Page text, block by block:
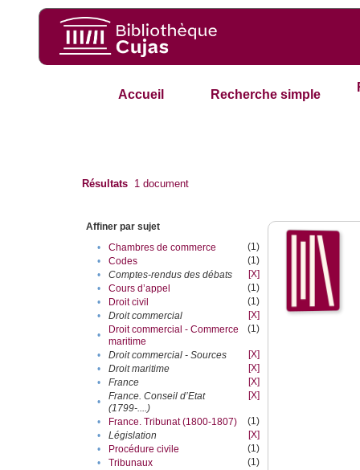
Accueil Recherche simple
Résultats 1 document
Affiner par sujet
•
Chambres de commerce
(1)
•
Codes
(1)
•
Comptes-rendus des débats
[X]
•
Cours d’appel
(1)
•
Droit civil
(1)
•
Droit commercial
[X]
•
Droit commercial - Commerce
maritime
(1)
• Droit commercial - Sources
[X]
•
Droit maritime
[X]
•
France
[X]
•
France. Conseil d’Etat
(1799-....)
[X]
• France. Tribunat (1800-1807)
(1)
•
Législation
[X]
•
Procédure civile
(1)
•
Tribunaux
(1)